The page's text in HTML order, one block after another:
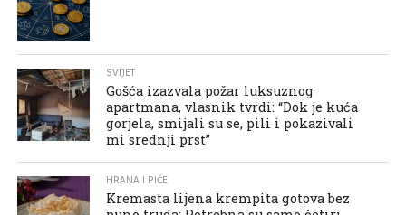
SVIJET
Gošća izazvala požar luksuznog
apartmana, vlasnik tvrdi: “Dok je kuća
gorjela, smijali su se, pili i pokazivali
mi srednji prst”
HRANA I PIĆE
Kremasta lijena krempita gotova bez